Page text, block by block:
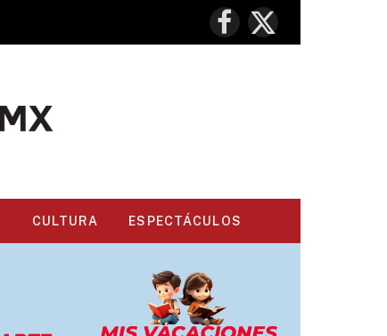
Facebook
X
(Twitter)
CULTURA ESPECTÁCULOS